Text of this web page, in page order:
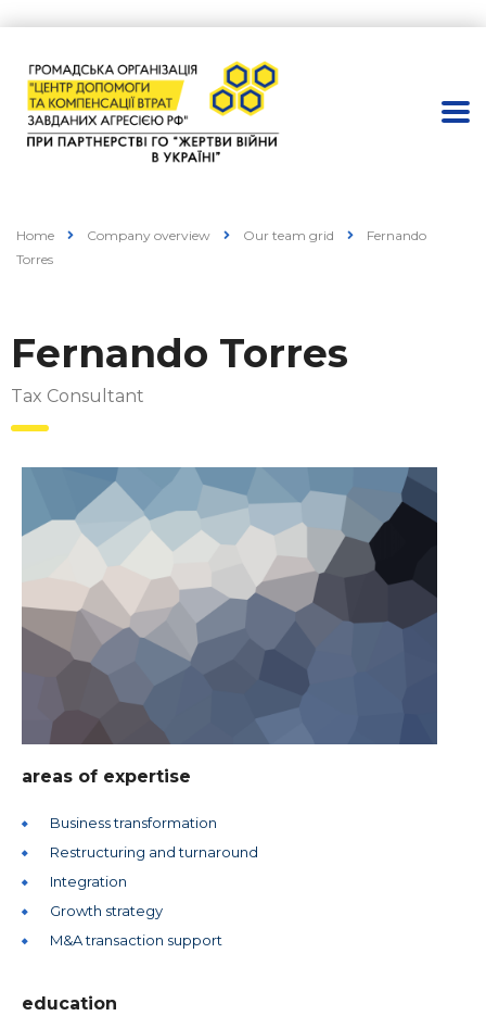
Home Company overview Our team grid
Fernando
Torres
Fernando Torres
Tax Consultant
areas of expertise
Business transformation
Restructuring and turnaround
Integration
Growth strategy
M&A transaction support
education